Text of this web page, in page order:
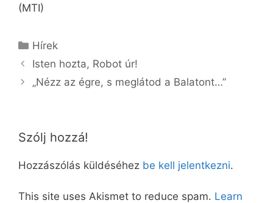
(MTI)
Kategória
Hírek
Isten hozta, Robot úr!
„Nézz az égre, s meglátod a Balatont…”
Szólj hozzá!
Hozzászólás küldéséhez be kell jelentkezni.
This site uses Akismet to reduce spam. Learn